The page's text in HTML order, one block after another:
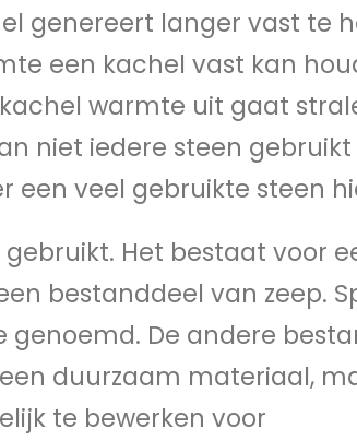
genereert langer vast te
een kachel vast kan
warmte uit gaat
niet iedere steen gebruikt
een veel gebruikte steen
Het bestaat voor
bestanddeel van zeep.
De andere
duurzaam materiaal,
te bewerken voor